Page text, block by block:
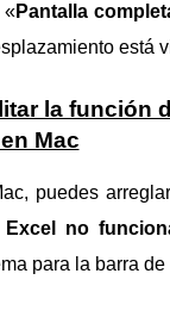
«Pantalla
está
la función
Mac
puedes
Excel no
para la barra